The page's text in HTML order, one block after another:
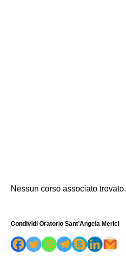
Nessun corso associato trovato.
Condividi Oratorio Sant’Angela Merici